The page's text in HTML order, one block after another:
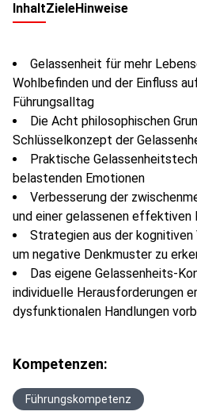
InhaltZieleHinweise
Gelassenheit für mehr
Wohlbefinden und der Einfluss
Führungsalltag
Die Acht philosophischen
Schlüsselkonzept der
Praktische
belastenden Emotionen
Verbesserung der
und einer gelassenen effektiven
Strategien aus der
um negative Denkmuster zu
Das eigene Gelassenheits-
individuelle Herausforderungen
dysfunktionalen Handlungen
Kompetenzen:
Führungskompetenz